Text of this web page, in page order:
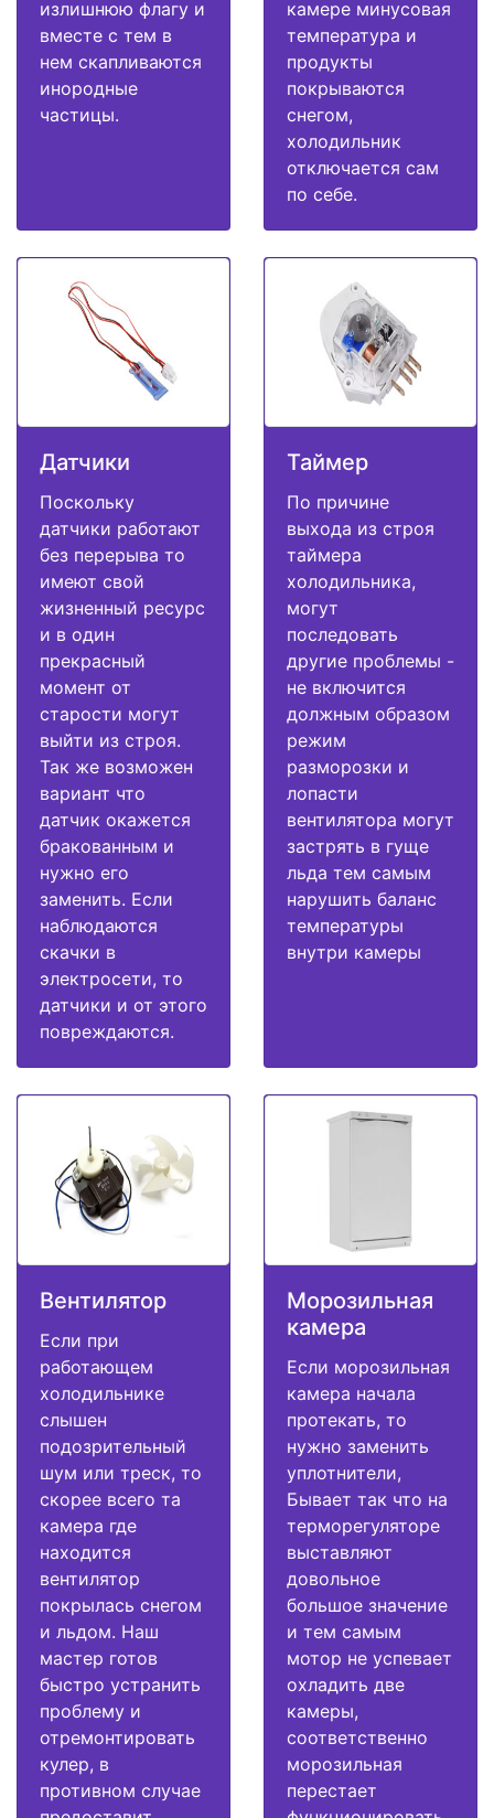
излишнюю флагу и
вместе с тем в
нем скапливаются
инородные
частицы.
камере минусовая
температура и
продукты
покрываются
снегом,
холодильник
отключается сам
по себе.
Датчики
Поскольку
датчики работают
без перерыва то
имеют свой
жизненный ресурс
и в один
прекрасный
момент от
старости могут
выйти из строя.
Так же возможен
вариант что
датчик окажется
бракованным и
нужно его
заменить. Если
наблюдаются
скачки в
электросети, то
датчики и от этого
повреждаются.
Таймер
По причине
выхода из строя
таймера
холодильника,
могут
последовать
другие проблемы -
не включится
должным образом
режим
разморозки и
лопасти
вентилятора могут
застрять в гуще
льда тем самым
нарушить баланс
температуры
внутри камеры
Вентилятор
Если при
работающем
холодильнике
слышен
подозрительный
шум или треск, то
скорее всего та
камера где
находится
вентилятор
покрылась снегом
и льдом. Наш
мастер готов
быстро устранить
проблему и
отремонтировать
кулер, в
противном случае
Морозильная
камера
Если морозильная
камера начала
протекать, то
нужно заменить
уплотнители,
Бывает так что на
терморегуляторе
выставляют
довольное
большое значение
и тем самым
мотор не успевает
охладить две
камеры,
соответственно
морозильная
перестает